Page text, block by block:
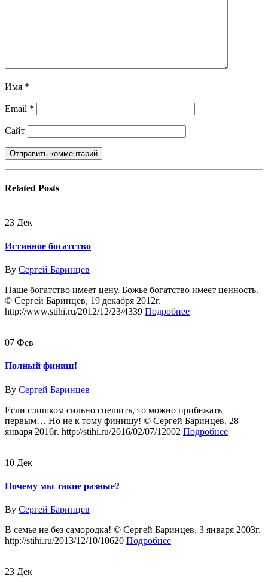
Имя *
Email *
Сайт
Related Posts
23 Дек
Истинное богатство
By Сергей Баринцев
Наше богатство имеет цену. Божье богатство имеет ценность.
© Сергей Баринцев, 19 декабря 2012г.
http://www.stihi.ru/2012/12/23/4339 Подробнее
07 Фев
Полный финиш!
By Сергей Баринцев
Если слишком сильно спешить, то можно прибежать
первым… Но не к тому финишу! © Сергей Баринцев, 28
января 2016г. http://stihi.ru/2016/02/07/12002 Подробнее
10 Дек
Почему мы такие разные?
By Сергей Баринцев
В семье не без самородка! © Сергей Баринцев, 3 января 2003г.
http://stihi.ru/2013/12/10/10620 Подробнее
23 Дек